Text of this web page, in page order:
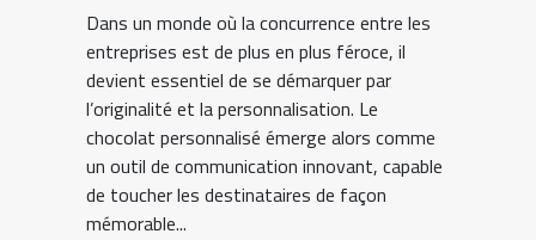
Dans un monde où la concurrence entre les
entreprises est de plus en plus féroce, il
devient essentiel de se démarquer par
l’originalité et la personnalisation. Le
chocolat personnalisé émerge alors comme
un outil de communication innovant, capable
de toucher les destinataires de façon
mémorable...